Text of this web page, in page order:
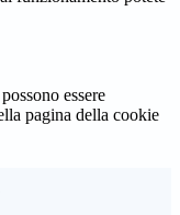
essere
pagina della cookie